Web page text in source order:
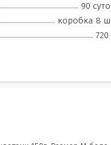
90
коробка 8
720